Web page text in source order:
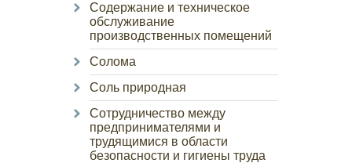
Содержание и техническое
обслуживание
производственных помещений
Солома
Соль природная
Сотрудничество между
предпринимателями и
трудящимися в области
безопасности и гигиены труда